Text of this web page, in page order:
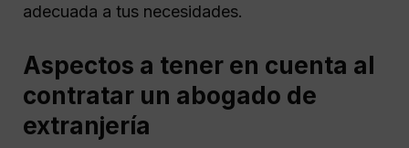
adecuada a tus necesidades.
Aspectos a tener en cuenta al
contratar un abogado de
extranjería